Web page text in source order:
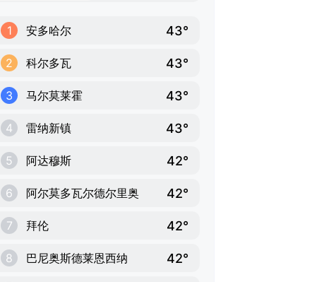
1 安多哈尔 43°
2 科尔多瓦 43°
3 马尔莫莱霍 43°
4 雷纳新镇 43°
5 阿达穆斯 42°
6 阿尔莫多瓦尔德尔里奥 42°
7 拜伦 42°
8 巴尼奥斯德莱恩西纳 42°